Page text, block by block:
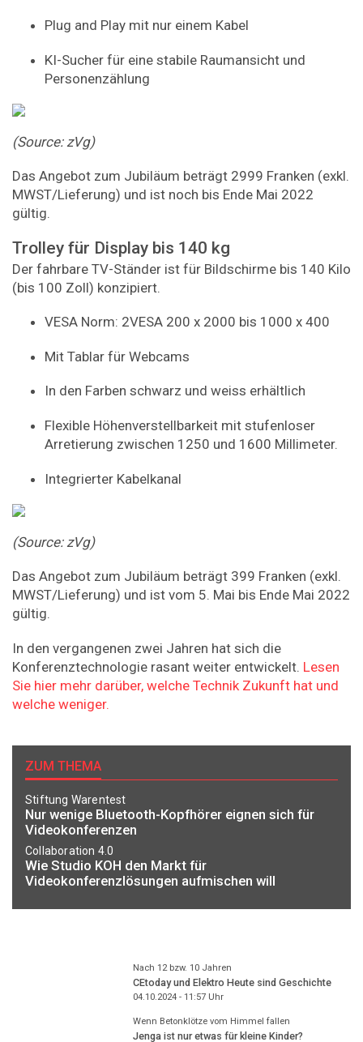
Plug and Play mit nur einem Kabel
KI-Sucher für eine stabile Raumansicht und
Personenzählung
(Source: zVg)
Das Angebot zum Jubiläum beträgt 2999 Franken (exkl.
MWST/Lieferung) und ist noch bis Ende Mai 2022
gültig.
Trolley für Display bis 140 kg
Der fahrbare TV-Ständer ist für Bildschirme bis 140 Kilo
(bis 100 Zoll) konzipiert.
VESA Norm: 2VESA 200 x 2000 bis 1000 x 400
Mit Tablar für Webcams
In den Farben schwarz und weiss erhältlich
Flexible Höhenverstellbarkeit mit stufenloser
Arretierung zwischen 1250 und 1600 Millimeter.
Integrierter Kabelkanal
(Source: zVg)
Das Angebot zum Jubiläum beträgt 399 Franken (exkl.
MWST/Lieferung) und ist vom 5. Mai bis Ende Mai 2022
gültig.
In den vergangenen zwei Jahren hat sich die
Konferenztechnologie rasant weiter entwickelt. Lesen
Sie hier mehr darüber, welche Technik Zukunft hat und
welche weniger.
ZUM THEMA
Stiftung Warentest
Nur wenige Bluetooth-Kopfhörer eignen sich für
Videokonferenzen
Collaboration 4.0
Wie Studio KOH den Markt für
Videokonferenzlösungen aufmischen will
Nach 12 bzw. 10 Jahren
CEtoday und Elektro Heute sind Geschichte
04.10.2024 - 11:57Uhr
Wenn Betonklötze vom Himmel fallen
Jenga ist nur etwas für kleine Kinder?